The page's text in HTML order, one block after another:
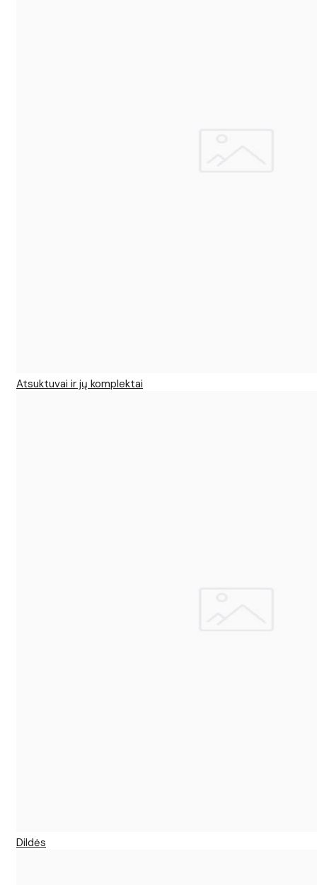
Atsuktuvai ir jų komplektai
Dildės